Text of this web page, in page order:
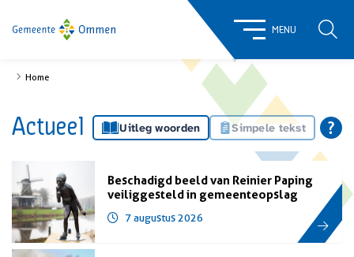
MENU
Home
Actueel Uitleg woorden Simpele tekst
Beschadigd beeld van Reinier Paping
veiliggesteld in gemeenteopslag
7 augustus 2026